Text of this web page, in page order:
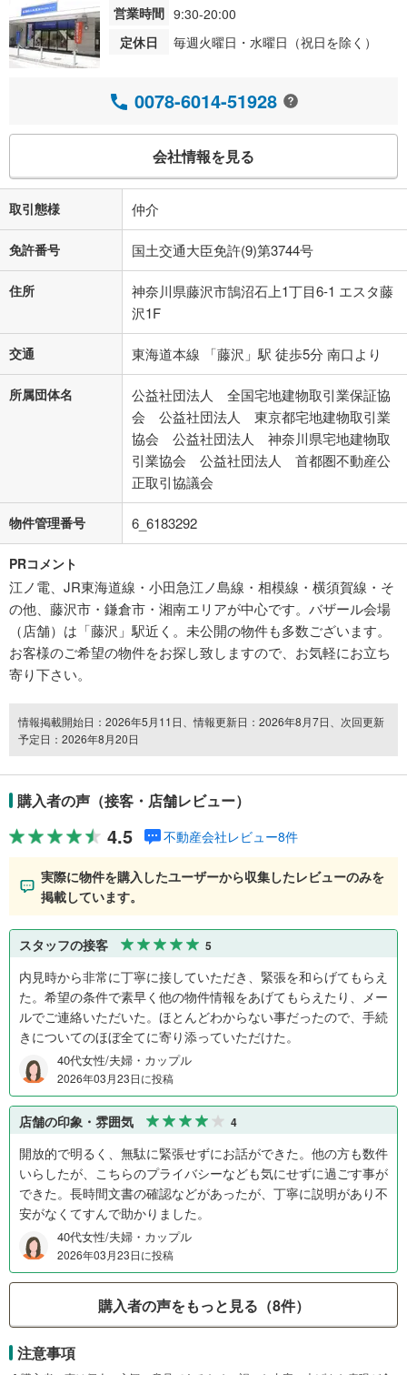
営業時間 9:30-20:00
定休日
毎週火曜日・水曜日（祝日を除く）
0078-6014-51928
会社情報を見る
取引態様 仲介
免許番号 国土交通大臣免許(9)第3744号
住所
神奈川県藤沢市鵠沼石上1丁目6-1 エスタ藤
沢1F
交通 東海道本線 「藤沢」駅 徒歩5分 南口より
所属団体名
公益社団法人 全国宅地建物取引業保証協
会 公益社団法人 東京都宅地建物取引業
協会 公益社団法人 神奈川県宅地建物取
引業協会 公益社団法人 首都圏不動産公
正取引協議会
物件管理番号 6_6183292
PRコメント
江ノ電、JR東海道線・小田急江ノ島線・相模線・横須賀線・そ
の他、藤沢市・鎌倉市・湘南エリアが中心です。バザール会場
（店舗）は「藤沢」駅近く。未公開の物件も多数ございます。
お客様のご希望の物件をお探し致しますので、お気軽にお立ち
寄り下さい。
情報掲載開始日：2026年5月11日、情報更新日：2026年8月7日、次回更新
予定日：2026年8月20日
購入者の声（接客・店舗レビュー）
4.5 不動産会社レビュー8件
実際に物件を購入したユーザーから収集したレビューのみを
掲載しています。
スタッフの接客 5
内見時から非常に丁寧に接していただき、緊張を和らげてもらえ
た。希望の条件で素早く他の物件情報をあげてもらえたり、メー
ルでご連絡いただいた。ほとんどわからない事だったので、手続
きについてのほぼ全てに寄り添っていただけた。
40代女性/夫婦・カップル
2026年03月23日に投稿
店舗の印象・雰囲気 4
開放的で明るく、無駄に緊張せずにお話ができた。他の方も数件
いらしたが、こちらのプライバシーなども気にせずに過ごす事が
できた。長時間文書の確認などがあったが、丁寧に説明があり不
安がなくてすんで助かりました。
40代女性/夫婦・カップル
2026年03月23日に投稿
購入者の声をもっと見る（8件）
注意事項